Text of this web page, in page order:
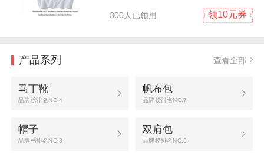
300人已领用 领10元券
产品系列 查看全部
马丁靴
品牌榜排名NO.4
帆布包
品牌榜排名NO.7
帽子
品牌榜排名NO.8
双肩包
品牌榜排名NO.9